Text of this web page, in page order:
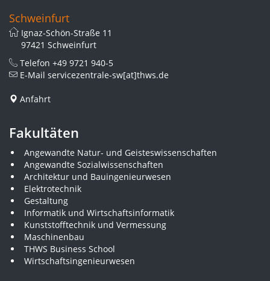
Schweinfurt
Ignaz-Schön-Straße 11
97421 Schweinfurt
Telefon +49 9721 940-5
E-Mail servicezentrale-sw[at]thws.de
Anfahrt
Fakultäten
Angewandte Natur- und Geisteswissenschaften
Angewandte Sozialwissenschaften
Architektur und Bauingenieurwesen
Elektrotechnik
Gestaltung
Informatik und Wirtschaftsinformatik
Kunststofftechnik und Vermessung
Maschinenbau
THWS Business School
Wirtschaftsingenieurwesen